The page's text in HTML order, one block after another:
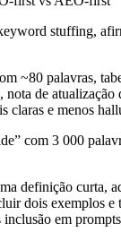
stuffing,
~80 palavras,
de atualização
claras e menos
com 3 000
definição curta,
dois exemplos
em